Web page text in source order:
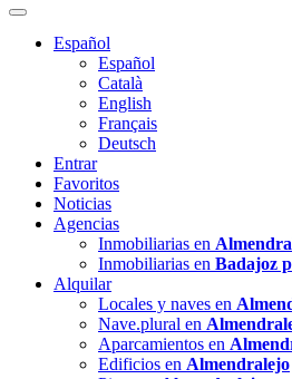
Español
Español
Català
English
Français
Deutsch
Entrar
Favoritos
Noticias
Agencias
Inmobiliarias en
Inmobiliarias en Badajoz
Alquilar
Locales y naves en
Nave.plural en
Aparcamientos en
Edificios en Almendralejo